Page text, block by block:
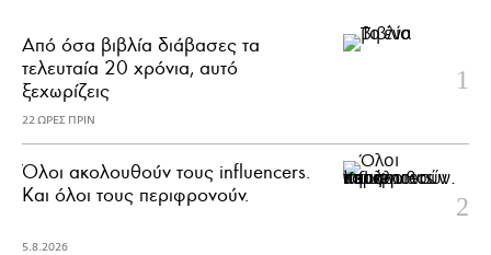
Από όσα βιβλία διάβασες τα
τελευταία 20 χρόνια, αυτό
ξεχωρίζεις
22 ΩΡΕΣ ΠΡΙΝ
Όλοι ακολουθούν τους influencers.
Και όλοι τους περιφρονούν.
5.8.2026